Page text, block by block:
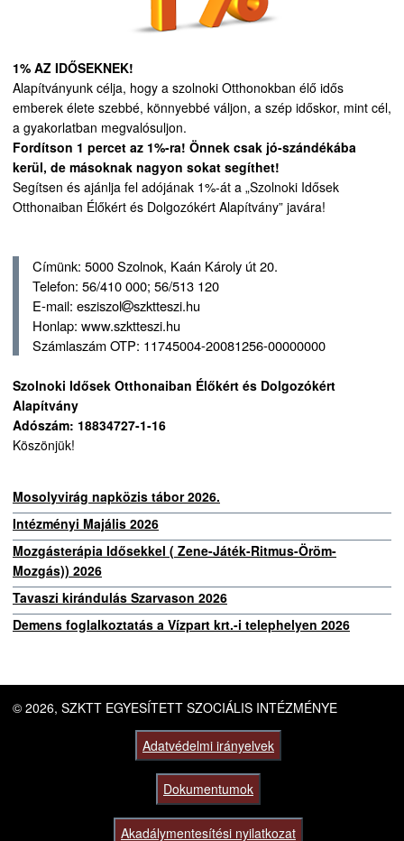
1% AZ IDŐSEKNEK!
Alapítványunk célja, hogy a szolnoki Otthonokban élő idős
emberek élete szebbé, könnyebbé váljon, a szép időskor, mint cél,
a gyakorlatban megvalósuljon.
Fordítson 1 percet az 1%-ra! Önnek csak jó-szándékába
kerül, de másoknak nagyon sokat segíthet!
Segítsen és ajánlja fel adójának 1%-át a „Szolnoki Idősek
Otthonaiban Élőkért és Dolgozókért Alapítvány” javára!
Címünk: 5000 Szolnok, Kaán Károly út 20.
Telefon: 56/410 000; 56/513 120
E-mail: esziszol
szktteszi.hu
Honlap: www.szktteszi.hu
Számlaszám OTP: 11745004-20081256-00000000
Szolnoki Idősek Otthonaiban Élőkért és Dolgozókért
Alapítvány
Adószám: 18834727-1-16
Köszönjük!
Mosolyvirág napközis tábor 2026.
Intézményi Majális 2026
Mozgásterápia Idősekkel ( Zene-Játék-Ritmus-Öröm-
Mozgás)) 2026
Tavaszi kirándulás Szarvason 2026
Demens foglalkoztatás a Vízpart krt.-i telephelyen 2026
© 2026, SZKTT EGYESÍTETT SZOCIÁLIS INTÉZMÉNYE
Adatvédelmi irányelvek
Dokumentumok
Akadálymentesítési nyilatkozat